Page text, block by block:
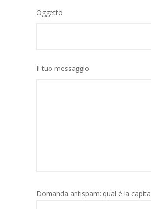
Oggetto
Il tuo messaggio
Domanda antispam: qual è la